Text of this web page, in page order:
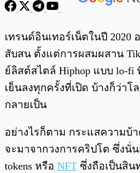
พร้อมเล่น
เทรนด์อินเทอร์เน็ตในปี 2020
สับสน ตั้งแต่การผสมผสาน
ย์ลิสต์สไตล์ Hiphop แบบ lo-
เย็นลงทุกครั้งที่เปิด บ้างก็ว่าโ
กลายเป็น
อย่างไรก็ตาม กระแสความบ้
จะมาจากวงการคริปโต ซึ่งนั่
tokens หรือ NFT ซึ่งถือเป็นสิ